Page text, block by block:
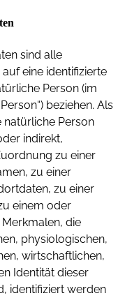
sind alle
eine identifizierte
Person (im
beziehen. Als
natürliche Person
indirekt,
zu einer
zu einer
zu einer
einem oder
die
physiologischen,
wirtschaftlichen,
Identität dieser
identifiziert werden